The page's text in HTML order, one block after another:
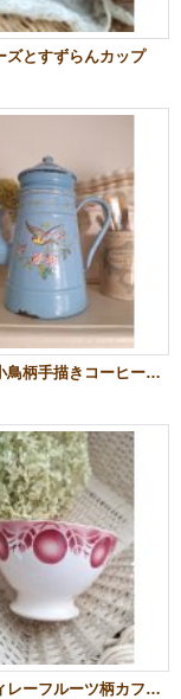
ズとすずらんカップ
ホーロー小鳥柄手描きコーヒーポット
バドンヴィレーフルーツ柄カフェオレボウル